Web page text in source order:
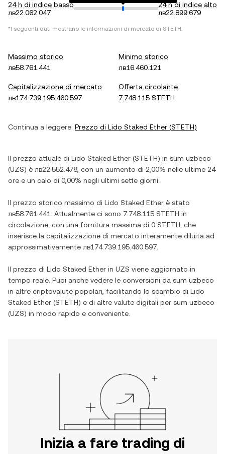
24 h di indice basso
лв22.062.047
24 h di indice alto
лв22.899.679
*I seguenti dati mostrano le informazioni di mercato di STETH.
Massimo storico
лв58.761.441
Minimo storico
лв16.460.121
Capitalizzazione di mercato
лв174.739.195.460.597
Offerta circolante
7.748.115 STETH
Continua a leggere: Prezzo di Lido Staked Ether (STETH)
Il prezzo attuale di Lido Staked Ether (STETH) in sum uzbeco
(UZS) è лв22.552.478 , con un aumento di 2,00% nelle ultime 24
ore e un calo di 0,00% negli ultimi sette giorni.
Il prezzo storico massimo di Lido Staked Ether è stato
лв58.761.441
. Attualmente ci sono 7.748.115 STETH in
circolazione, con una fornitura massima di 0 STETH , che
inserisce la capitalizzazione di mercato interamente diluita ad
approssimativamente лв174.739.195.460.597
Il prezzo di Lido Staked Ether in UZS viene aggiornato in
tempo reale. Puoi anche vedere le conversioni da sum uzbeco
in altre criptovalute popolari, facilitando lo scambio di Lido
Staked Ether (STETH) e di altre valute digitali per sum uzbeco
(UZS) in modo rapido e conveniente.
Inizia a fare trading di